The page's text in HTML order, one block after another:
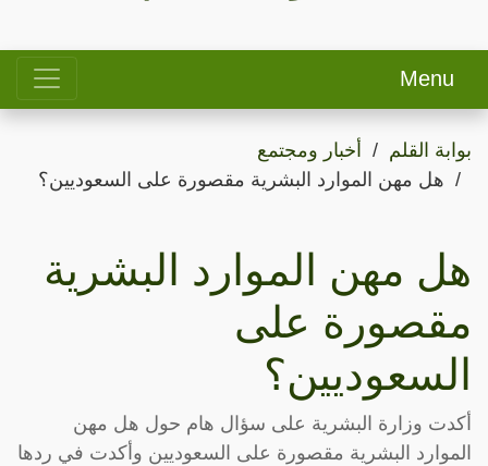
Menu
بوابة القلم
أخبار ومجتمع
هل مهن الموارد البشرية مقصورة على السعوديين؟
هل مهن الموارد البشرية
مقصورة على
السعوديين؟
أكدت وزارة البشرية على سؤال هام حول هل مهن
الموارد البشرية مقصورة على السعوديين وأكدت في ردها